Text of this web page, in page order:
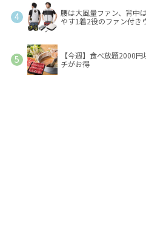
腰は大風量ファン、背中
やす1着2役のファン付き
【今週】食べ放題2000
チがお得